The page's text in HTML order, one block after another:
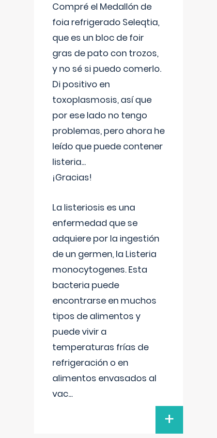
Compré el Medallón de
foia refrigerado Seleqtia,
que es un bloc de foir
gras de pato con trozos,
y no sé si puedo comerlo.
Di positivo en
toxoplasmosis, así que
por ese lado no tengo
problemas, pero ahora he
leído que puede contener
listeria...
¡Gracias!
La listeriosis es una
enfermedad que se
adquiere por la ingestión
de un germen, la Listeria
monocytogenes. Esta
bacteria puede
encontrarse en muchos
tipos de alimentos y
puede vivir a
temperaturas frías de
refrigeración o en
alimentos envasados al
vac...
+